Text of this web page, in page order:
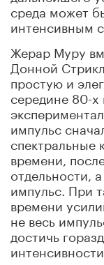
среда может
интенсивным
Жерар Муру
Донной
простую и
середине 80-х
импульс
спектральные
времени,
отдельности,
импульс. При
времени
не весь
достичь